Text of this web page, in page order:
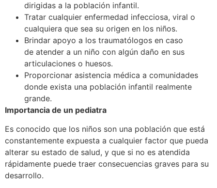
dirigidas a la población infantil.
Tratar cualquier enfermedad infecciosa, viral o
cualquiera que sea su origen en los niños.
Brindar apoyo a los traumatólogos en caso
de atender a un niño con algún daño en sus
articulaciones o huesos.
Proporcionar asistencia médica a comunidades
donde exista una población infantil realmente
grande.
Importancia de un pediatra
Es conocido que los niños son una población que está
constantemente expuesta a cualquier factor que pueda
alterar su estado de salud, y que si no es atendida
rápidamente puede traer consecuencias graves para su
desarrollo.